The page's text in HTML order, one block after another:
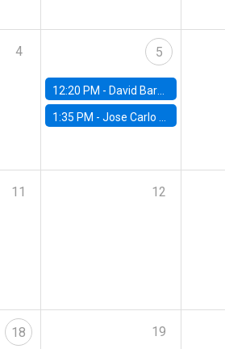
4 5
12:20 PM - David Bardey, Universidad de los Andes - CEDE
1:35 PM -Jose Carlo Bermudez, UC (ME) & World Bank
11 12
18 19